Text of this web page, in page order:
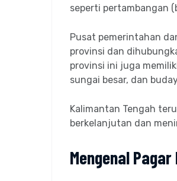
seperti pertambangan
Pusat pemerintahan
provinsi dan
provinsi ini juga
sungai besar, dan
Kalimantan Tengah
berkelanjutan dan
Mengenal